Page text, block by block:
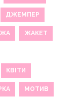
ДЖЕМПЕР
ЖАКЕТ
КВІТИ
МОТИВ